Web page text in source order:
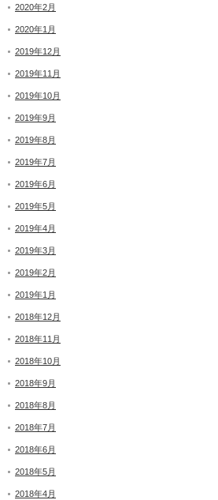
2020年2月
2020年1月
2019年12月
2019年11月
2019年10月
2019年9月
2019年8月
2019年7月
2019年6月
2019年5月
2019年4月
2019年3月
2019年2月
2019年1月
2018年12月
2018年11月
2018年10月
2018年9月
2018年8月
2018年7月
2018年6月
2018年5月
2018年4月